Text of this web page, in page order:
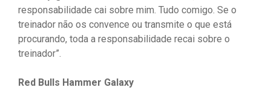
responsabilidade cai sobre mim. Tudo comigo. Se o
treinador não os convence ou transmite o que está
procurando, toda a responsabilidade recai sobre o
treinador”.
Red Bulls Hammer Galaxy